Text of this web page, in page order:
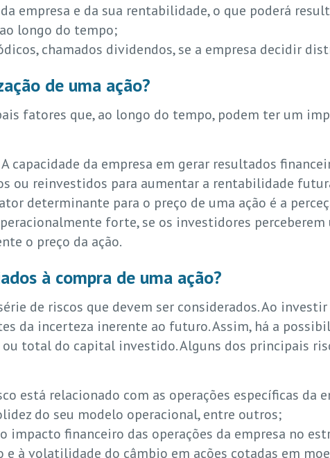
empresa e da sua rentabilidade, o que poderá
longo do tempo;
chamados dividendos, se a empresa decidir
de uma ação?
fatores que, ao longo do tempo, podem ter um
A capacidade da empresa em gerar resultados
ou reinvestidos para aumentar a rentabilidade
determinante para o preço de uma ação é a
forte, se os investidores
o preço da ação.
à compra de uma ação?
de riscos que devem ser considerados. Ao
da incerteza inerente ao futuro. Assim, há a
total do capital investido. Alguns dos principais
está relacionado com as operações específicas da
do seu modelo operacional, entre outros;
impacto financeiro das operações da empresa no
e à volatilidade do câmbio em ações cotadas em